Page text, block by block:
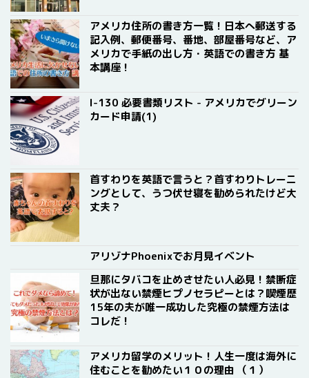
アメリカ住所の書き方一覧！日本へ郵送する
記入例、郵便番号、番地、部屋番号など、ア
メリカで手紙の出し方・英語での書き方 基
本講座！
I-130 必要書類リスト - アメリカでグリーン
カード申請(1)
首すわりを英語で言うと？首すわりトレーニ
ングとして、うつ伏せ寝を勧められたけど大
丈夫？
アリゾナPhoenixでお月見イベント
旦那にタバコを止めさせたい人必見！禁断症
状が出ない禁煙ヒプノセラピーとは？喫煙歴
15年の夫が唯一成功した究極の禁煙方法は
コレだ！
アメリカ留学のメリット！人生一度は海外に
住むことを勧めたい１０の理由 （１）